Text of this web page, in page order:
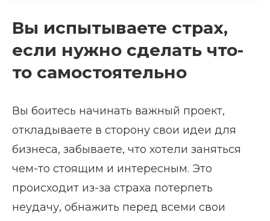
Вы испытываете страх,
если нужно сделать что-
то самостоятельно
Вы боитесь начинать важный проект,
откладываете в сторону свои идеи для
бизнеса, забываете, что хотели заняться
чем-то стоящим и интересным. Это
происходит из-за страха потерпеть
неудачу, обнажить перед всеми свои